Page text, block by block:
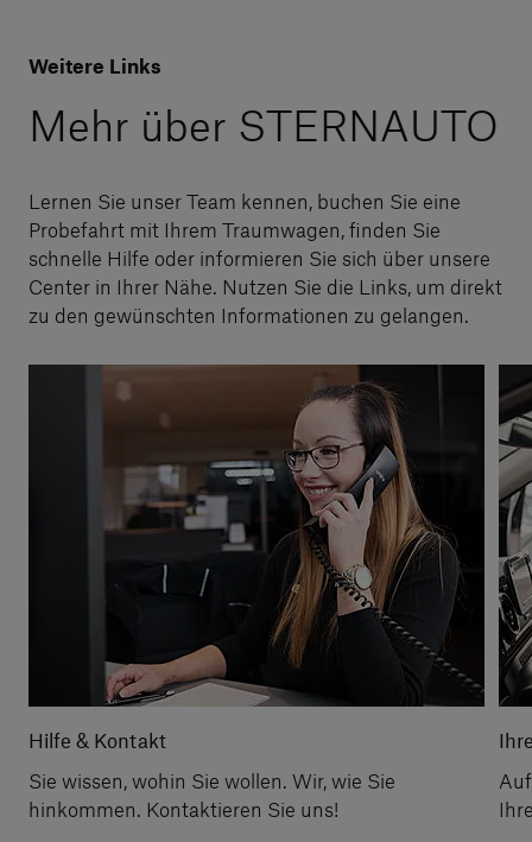
Weitere Links
Mehr über STERNAUTO
Lernen Sie unser Team kennen, buchen Sie eine
Probefahrt mit Ihrem Traumwagen, finden Sie
schnelle Hilfe oder informieren Sie sich über unsere
Center in Ihrer Nähe. Nutzen Sie die Links, um direkt
zu den gewünschten Informationen zu gelangen.
Hilfe & Kontakt
Sie wissen, wohin Sie wollen. Wir, wie Sie
hinkommen. Kontaktieren Sie uns!